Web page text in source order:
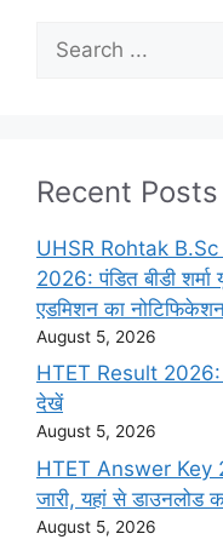
Recent Posts
UHSR Rohtak
2026: पंडित बीडी शर्मा
एडमिशन का
August 5, 2026
HTET Result 2026:
देखें
August 5, 2026
HTET Answer Key
जारी, यहां से डाउनलोड
August 5, 2026